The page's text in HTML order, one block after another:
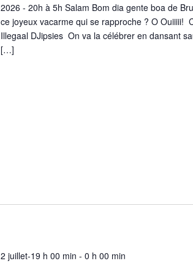
2026 - 20h à 5h Salam Bom dia gente boa de
ce joyeux vacarme qui se rapproche ? O Ouiiiii!
Illegaal DJipsies On va la célébrer en dansant
[…]
2 juillet-19 h 00 min -0 h 00 min